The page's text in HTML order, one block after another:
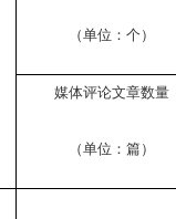
（单位：个）
媒体评论文章数量
（单位：篇）